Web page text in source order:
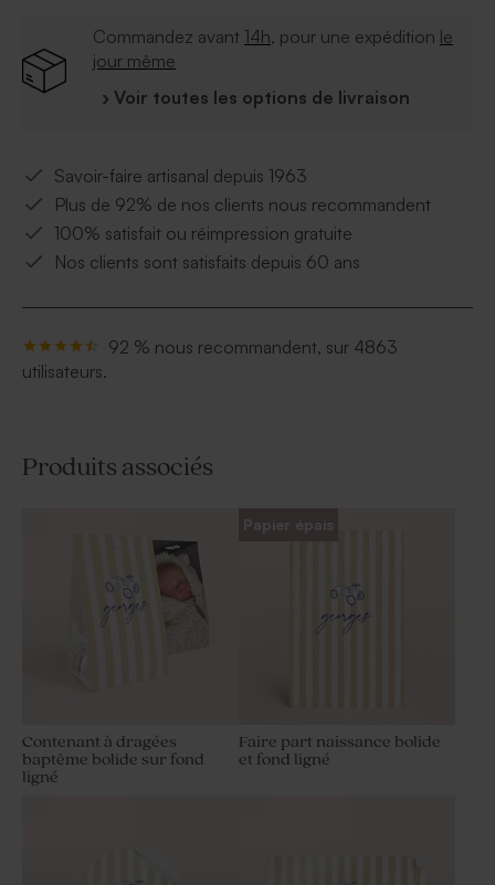
Commandez avant 14h, pour une expédition le
jour même
› Voir toutes les options de livraison
Savoir-faire artisanal depuis 1963
Plus de 92% de nos clients nous recommandent
100% satisfait ou réimpression gratuite
Nos clients sont satisfaits depuis 60 ans
92 % nous recommandent, sur 4863
utilisateurs.
Produits associés
Contenant à dragées
baptême bolide sur fond
ligné
Papier épais
Faire part naissance bolide
et fond ligné